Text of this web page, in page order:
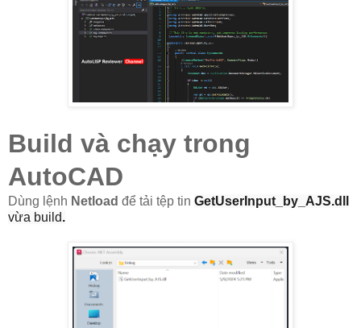
Build và chạy trong
AutoCAD
Dùng lệnh Netload để tải tệp tin GetUserInput_by_AJS.dll
vừa build.